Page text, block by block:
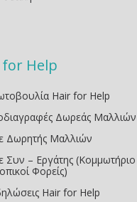
Help
Hair for Help
Δωρεάς Μαλλιών
Δωρητής Μαλλιών
Συν – Εργάτης (Κομμωτήριο
Φορείς)
Ηair for Help